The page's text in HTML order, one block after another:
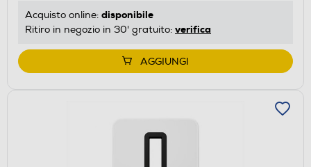
Acquisto online: disponibile
Ritiro in negozio in 30' gratuito: verifica
AGGIUNGI